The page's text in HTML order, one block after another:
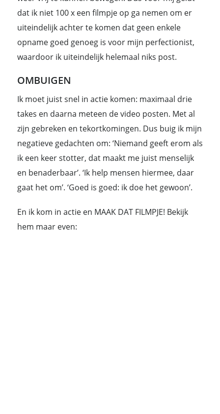
dat ik niet 100 x een filmpje op ga nemen om er
uiteindelijk achter te komen dat geen enkele
opname goed genoeg is voor mijn perfectionist,
waardoor ik uiteindelijk helemaal niks post.
OMBUIGEN
Ik moet juist snel in actie komen: maximaal drie
takes en daarna meteen de video posten. Met al
zijn gebreken en tekortkomingen. Dus buig ik mijn
negatieve gedachten om: ‘Niemand geeft erom als
ik een keer stotter, dat maakt me juist menselijk
en benaderbaar’. ‘Ik help mensen hiermee, daar
gaat het om’. ‘Goed is goed: ik doe het gewoon’.
En ik kom in actie en MAAK DAT FILMPJE! Bekijk
hem maar even: